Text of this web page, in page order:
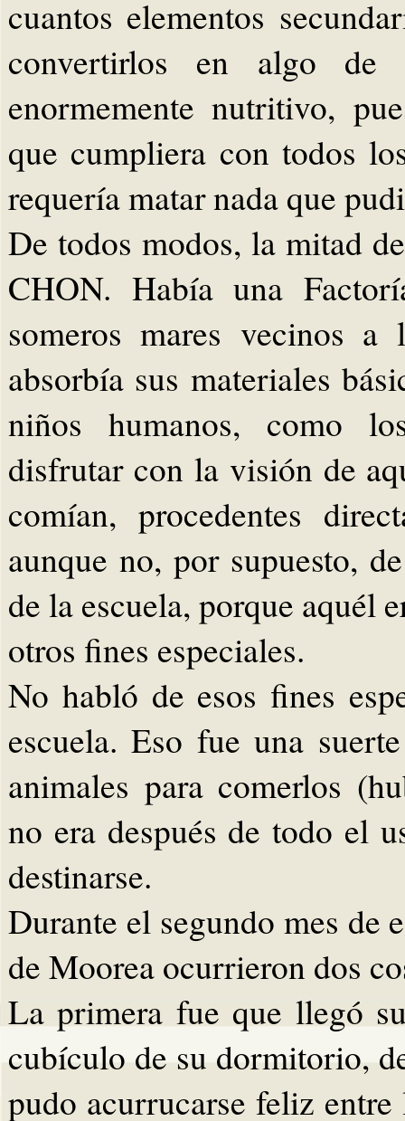
cuantos elementos
convertirlos en algo
enormemente nutritivo,
que cumpliera con todos
requería matar nada que
De todos modos, la mitad
CHON. Había una
someros mares vecinos
absorbía sus materiales
niños humanos, como
disfrutar con la visión de
comían, procedentes
aunque no, por supuesto,
de la escuela, porque aquél
otros fines especiales.
No habló de esos fines
escuela. Eso fue una
animales para comerlos
no era después de todo el
destinarse.
Durante el segundo mes de
de Moorea ocurrieron dos
La primera fue que llegó
cubículo de su dormitorio,
pudo acurrucarse feliz